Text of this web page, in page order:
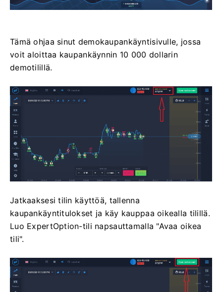
Tämä ohjaa sinut demokaupankäyntisivulle, jossa
voit aloittaa kaupankäynnin 10 000 dollarin
demotilillä.
Jatkaaksesi tilin käyttöä, tallenna
kaupankäyntitulokset ja käy kauppaa oikealla tilillä.
Luo ExpertOption-tili napsauttamalla "Avaa oikea
tili".